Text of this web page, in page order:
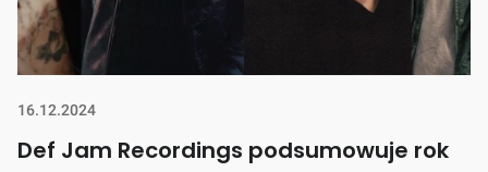
16.12.2024
Def Jam Recordings podsumowuje rok